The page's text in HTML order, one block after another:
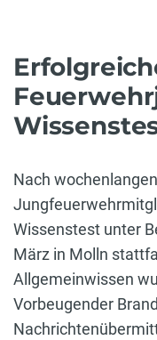
Nach
Wissenstest unter
März in Molln
Allgemeinwissen
Vorbeugender